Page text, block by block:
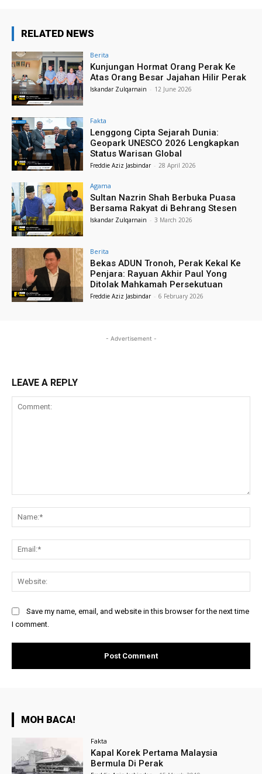
RELATED NEWS
Berita
Kunjungan Hormat Orang Perak Ke
Atas Orang Besar Jajahan Hilir Perak
Iskandar Zulqarnain - 12 June 2026
Fakta
Lenggong Cipta Sejarah Dunia:
Geopark UNESCO 2026 Lengkapkan
Status Warisan Global
Freddie Aziz Jasbindar - 28 April 2026
Agama
Sultan Nazrin Shah Berbuka Puasa
Bersama Rakyat di Behrang Stesen
Iskandar Zulqarnain - 3 March 2026
Berita
Bekas ADUN Tronoh, Perak Kekal Ke
Penjara: Rayuan Akhir Paul Yong
Ditolak Mahkamah Persekutuan
Freddie Aziz Jasbindar - 6 February 2026
- Advertisement -
LEAVE A REPLY
Save my name, email, and website in this browser for the next time
I comment.
MOH BACA!
Fakta
Kapal Korek Pertama Malaysia
Bermula Di Perak